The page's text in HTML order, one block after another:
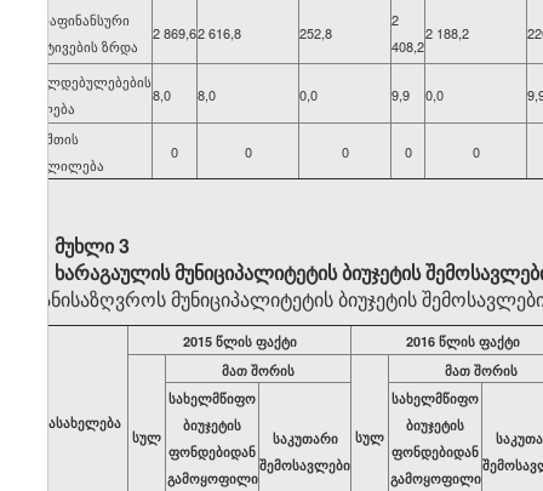
არაფინანსური
აქტივების ზრდა
2 869,62 616,8 252,8
2
408,2
2 188,2
ვალდებულებების
კლება
8,0 8,0 0,0 9,9 0,0
ნაშთის
ცვლილება
0 0 0 0 0
მუხლი 3
ხარაგაულის მუნიციპალიტეტის ბიუჯეტის
განისაზღვროს მუნიციპალიტეტის ბიუჯეტის
დასახელება
2015 წლის ფაქტი 2016 წლის ფაქტი
სულ
მათ შორის
სულ
მათ შორის
სახელმწიფო
ბიუჯეტის
ფონდებიდან
გამოყოფილი
საკუთარი
შემოსავლები
სახელმწიფო
ბიუჯეტის
ფონდებიდან
გამოყოფილი